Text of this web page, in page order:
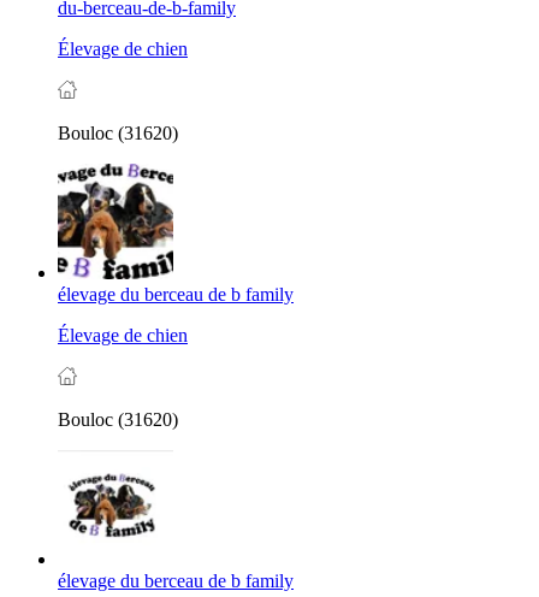
du-berceau-de-b-family
Élevage de chien
Bouloc (31620)
élevage du berceau de b family
Élevage de chien
Bouloc (31620)
élevage du berceau de b family